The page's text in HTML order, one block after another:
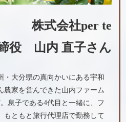
株式会社per te
役山内 直子さん
・大分県の真向かいにある宇和
農家を営んできた山内ファーム
息子である4代目と一緒に、フ
もともと旅行代理店で勤務して